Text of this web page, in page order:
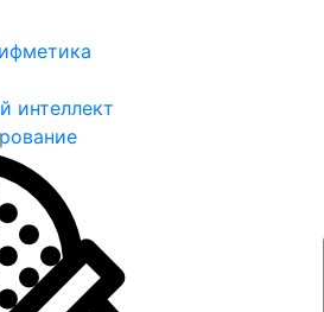
интеллект